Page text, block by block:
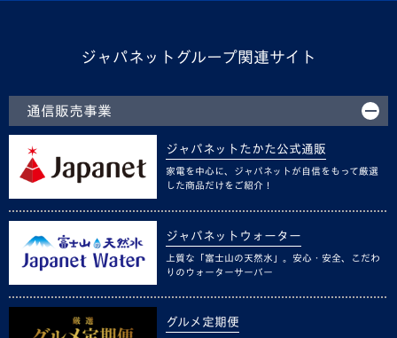
ジャパネットグループ関連サイト
通信販売事業
ジャパネットたかた公式通販
家電を中心に、ジャパネットが自信をもって厳選
した商品だけをご紹介！
ジャパネットウォーター
上質な「富士山の天然水」。安心・安全、こだわ
りのウォーターサーバー
グルメ定期便